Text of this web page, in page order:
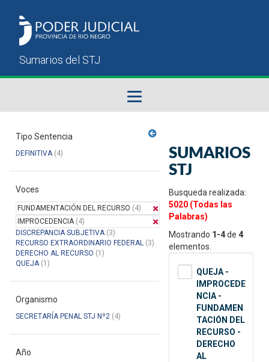
Sumarios del STJ
Manual del Usuario
Tipo Sentencia
DEFINITIVA(4)
Voces
FUNDAMENTACIÓN DEL RECURSO (4)
IMPROCEDENCIA(4)
DISCREPANCIA SUBJETIVA(3)
RECURSO EXTRAORDINARIO FEDERAL (3)
DERECHO AL RECURSO (1)
QUEJA(1)
Organismo
SECRETARÍA PENAL STJ Nº2 (4)
Año
SUMARIOS
STJ
Busqueda realizada:
5020 (Todas las
Palabras)
Mostrando 1-4de 4
elementos.
QUEJA -
IMPROCEDE
NCIA -
FUNDAMEN
TACIÓN DEL
RECURSO -
DERECHO
AL